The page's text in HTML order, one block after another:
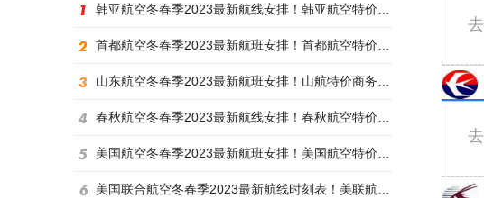
韩亚航空冬春季2023最新航线安排！韩亚航空特价商务舱预订火热抢购中
首都航空冬春季2023最新航班安排！首都航空特价商务舱火热抢购中
山东航空冬春季2023最新航班安排！山航特价商务舱火热抢购中
春秋航空冬春季2023最新航线安排！春秋航空特价商务舱找炫飞
美国航空冬春季2023最新航班安排！美国航空特价商务舱火热抢购中
美国联合航空冬春季2023最新航线时刻表！美联航特价商务舱预订火热抢购ing
去
去